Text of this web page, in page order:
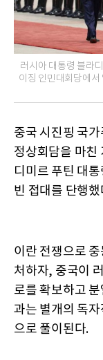
러시아 대통령 블라
이징 인민대회당에서
중국 시진핑 국
정상회담을 마친
디미르 푸틴 대
빈 접대를 단행했
이란 전쟁으로
처하자, 중국이
로를 확보하고
과는 별개의 독자
으로 풀이된다.